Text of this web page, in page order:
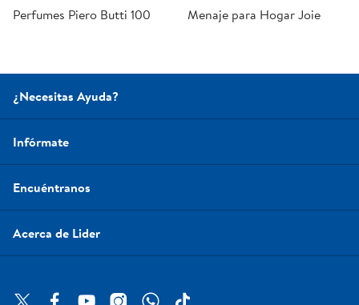
Perfumes Piero Butti 100
Menaje para Hogar Joie
¿Necesitas Ayuda?
Infórmate
Encuéntranos
Acerca de Lider